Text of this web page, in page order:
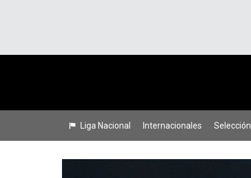
Liga Nacional Internacionales Selección